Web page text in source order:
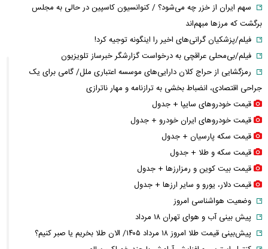
سهم ایران از خزر چه می‌شود؟ / کنوانسیون کاسپین در حالی به مجلس
برگشت که مرزها مبهم‌اند
فیلم/پزشکیان گرانی‌های اخیر را اینگونه توجیه کرد!
فیلم/بی‌محلی عراقچی به درخواست گزارشگر خبرساز تلویزیون
رمزگشایی از حراج کلان دارایی‌های موسسه اعتباری ملل/ گامی برای یک
جراحی اقتصادی، انضباط‌ بخشی به ترازنامه و مهار ناترازی
قیمت خودرو‌های سایپا + جدول
قیمت خودرو‌های ایران خودرو + جدول
قیمت سکه پارسیان + جدول
قیمت سکه و طلا + جدول
قیمت بیت کوین و رمزارز‌ها + جدول
قیمت دلار، یورو و سایر ارز‌ها + جدول
وضعیت هواشناسی امروز
پیش بینی آب و هوای تهران ۱۸ مرداد
پیش‌بینی قیمت طلا امروز ۱۸ مرداد ۱۴۰۵/ الان طلا بخریم یا صبر کنیم؟